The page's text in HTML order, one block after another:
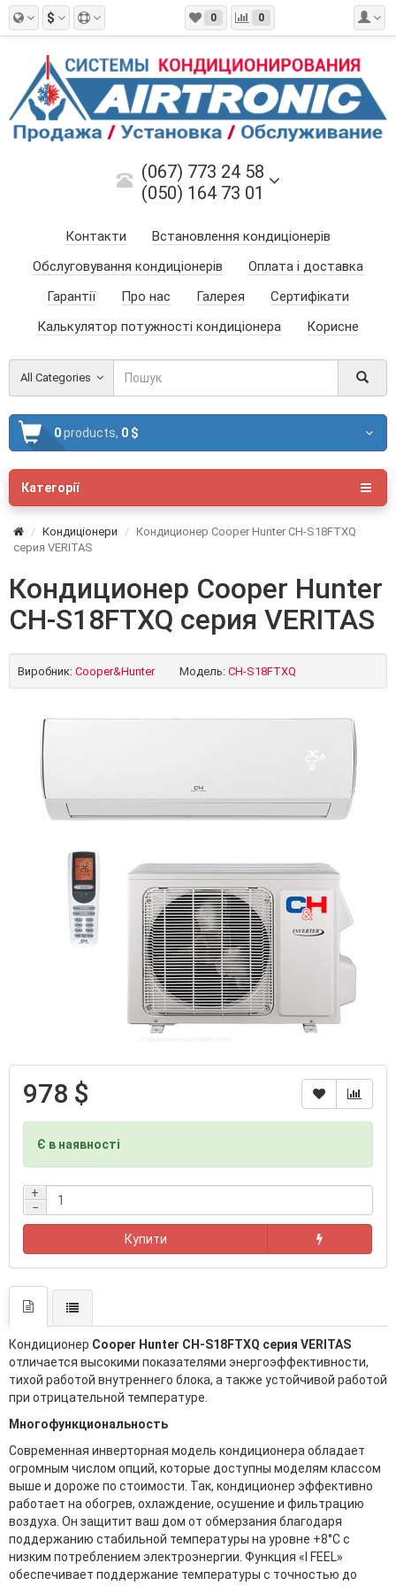
$ 0 0
(067) 773 24 58
(050) 164 73 01
Контакти
Встановлення кондиціонерів
Обслуговування кондиціонерів
Оплата і доставка
Гарантії
Про нас Галерея
Сертифікати
Калькулятор потужності кондиціонера
Корисне
All Categories
0products, 0 $
Категорії
Кондиціонери
Кондиционер Cooper Hunter CH-S18FTXQ
серия VERITAS
Кондиционер Cooper Hunter
CH-S18FTXQ серия VERITAS
Виробник: Cooper&Hunter Модель: CH-S18FTXQ
978 $
Є в наявності
+
−
Купити
Кондиционер Cooper Hunter CH-S18FTXQ серия VERITAS
отличается высокими показателями энергоэффективности,
тихой работой внутреннего блока, а также устойчивой работой
при отрицательной температуре.
Многофункциональность
Современная инверторная модель кондиционера обладает
огромным числом опций, которые доступны моделям классом
выше и дороже по стоимости. Так, кондиционер эффективно
работает на обогрев, охлаждение, осушение и фильтрацию
воздуха. Он защитит ваш дом от обмерзания благодаря
поддержанию стабильной температуры на уровне +8°C с
низким потреблением электроэнергии. Функция «I FEEL»
обеспечивает поддержание температуры с точностью до